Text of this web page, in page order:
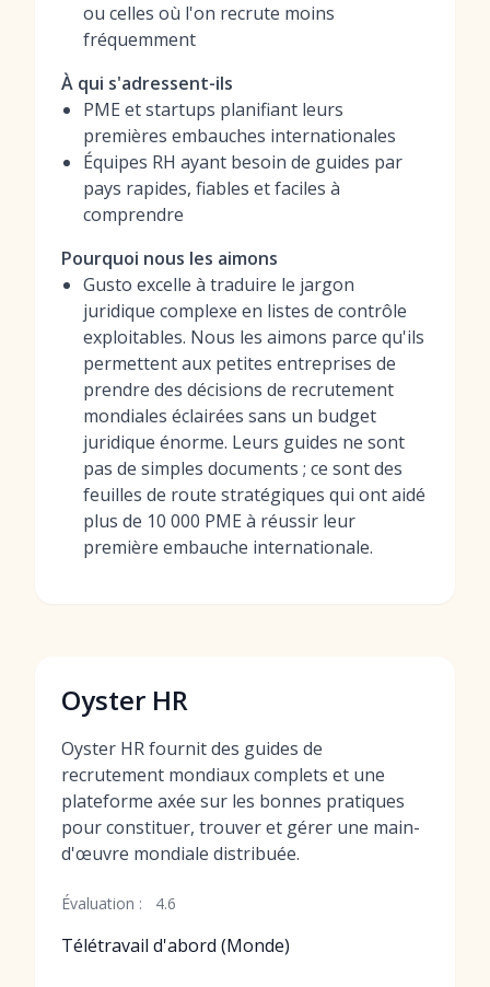
ou celles où l'on recrute moins
fréquemment
À qui s'adressent-ils
PME et startups planifiant leurs
premières embauches internationales
Équipes RH ayant besoin de guides par
pays rapides, fiables et faciles à
comprendre
Pourquoi nous les aimons
Gusto excelle à traduire le jargon
juridique complexe en listes de contrôle
exploitables. Nous les aimons parce qu'ils
permettent aux petites entreprises de
prendre des décisions de recrutement
mondiales éclairées sans un budget
juridique énorme. Leurs guides ne sont
pas de simples documents ; ce sont des
feuilles de route stratégiques qui ont aidé
plus de 10 000 PME à réussir leur
première embauche internationale.
Oyster HR
Oyster HR fournit des guides de
recrutement mondiaux complets et une
plateforme axée sur les bonnes pratiques
pour constituer, trouver et gérer une main-
d'œuvre mondiale distribuée.
Évaluation : 4.6
Télétravail d'abord (Monde)